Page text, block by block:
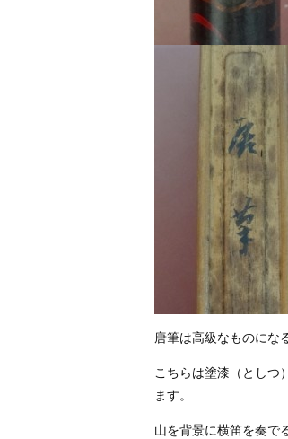
唐筆は高級なものにな
こちらは塗漆（としつ
ます。
山を背景に横笛を奏で